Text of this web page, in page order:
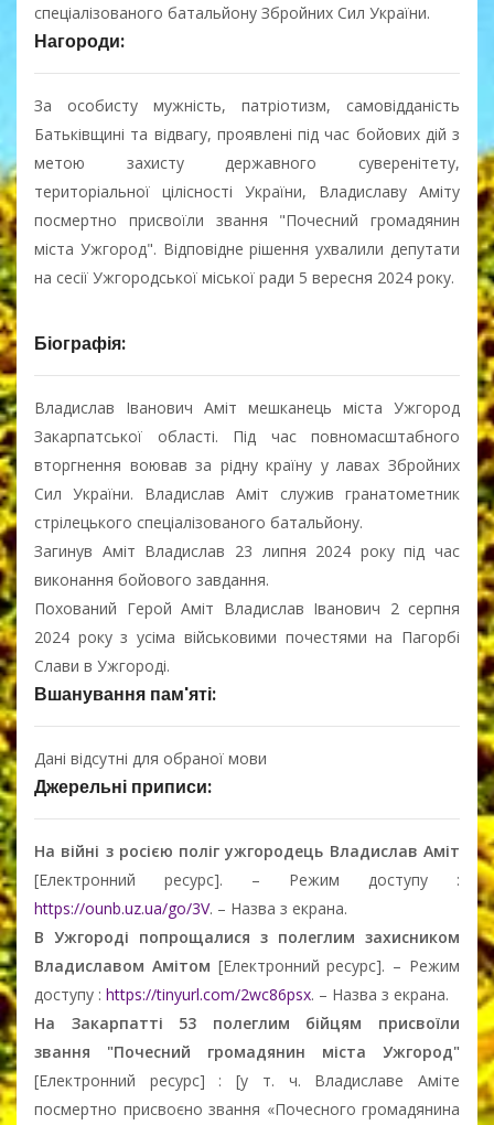
спеціалізованого батальйону Збройних Cил України.
Нагороди:
За особисту мужність, патріотизм, самовідданість
Батьківщині та відвагу, проявлені під час бойових дій з
метою захисту державного суверенітету,
територіальної цілісності України, Владиславу Аміту
посмертно присвоїли звання "Почесний громадянин
міста Ужгород". Відповідне рішення ухвалили депутати
на сесії Ужгородської міської ради 5 вересня 2024 року.
Біографія:
Владислав Іванович Аміт мешканець міста Ужгород
Закарпатської області. Під час повномасштабного
вторгнення воював за рідну країну у лавах Збройних
Сил України. Владислав Аміт служив гранатометник
стрілецького спеціалізованого батальйону.
Загинув Аміт Владислав 23 липня 2024 року під час
виконання бойового завдання.
Похований Герой Аміт Владислав Іванович 2 серпня
2024 року з усіма військовими почестями на Пагорбі
Слави в Ужгороді.
Вшанування пам'яті:
Дані відсутні для обраної мови
Джерельні приписи:
На війні з росією поліг ужгородець Владислав Аміт
[Електронний ресурс]. – Режим доступу :
https://ounb.uz.ua/go/3V. – Назва з екрана.
В Ужгороді попрощалися з полеглим захисником
Владиславом Амітом [Електронний ресурс]. – Режим
доступу : https://tinyurl.com/2wc86psx. – Назва з екрана.
На Закарпатті 53 полеглим бійцям присвоїли
звання "Почесний громадянин міста Ужгород"
[Електронний ресурс] : [у т. ч. Владиславe Амітe
посмертно присвоєно звання «Почесного громадянина